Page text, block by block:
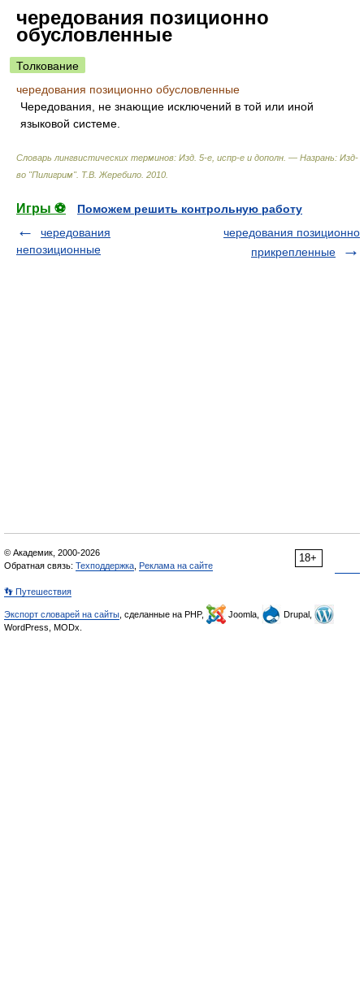
чередования позиционно
обусловленные
Толкование
чередования позиционно обусловленные
Чередования, не знающие исключений в той или иной
языковой системе.
Словарь лингвистических терминов: Изд. 5-е, испр-е и дополн. — Назрань: Изд-
во "Пилигрим". Т.В. Жеребило 2010
Игры ⚽
Поможем решить контрольную работу
чередования
непозиционные
чередования позиционно
прикрепленные
18+
© Академик, 2000-2026
Обратная связь: Техподдержка Реклама на сайте
👣 Путешествия
Экспорт словарей на сайты , сделанные на PHP, Joomla,
Drupal,
WordPress, MODx.